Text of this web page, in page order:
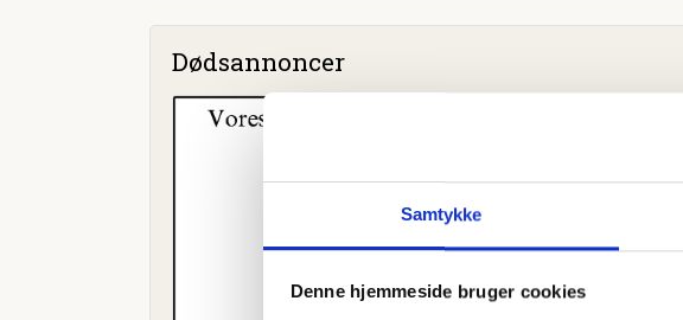
Samtykke
Denne hjemmeside bruger cookies
Dødsannoncer